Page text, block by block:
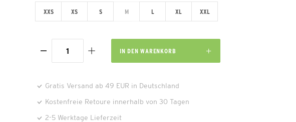
XXS XS S M L XL XXL
IN DEN WARENKORB
Gratis Versand ab 49 EUR in Deutschland
Kostenfreie Retoure innerhalb von 30 Tagen
2-5 Werktage Lieferzeit